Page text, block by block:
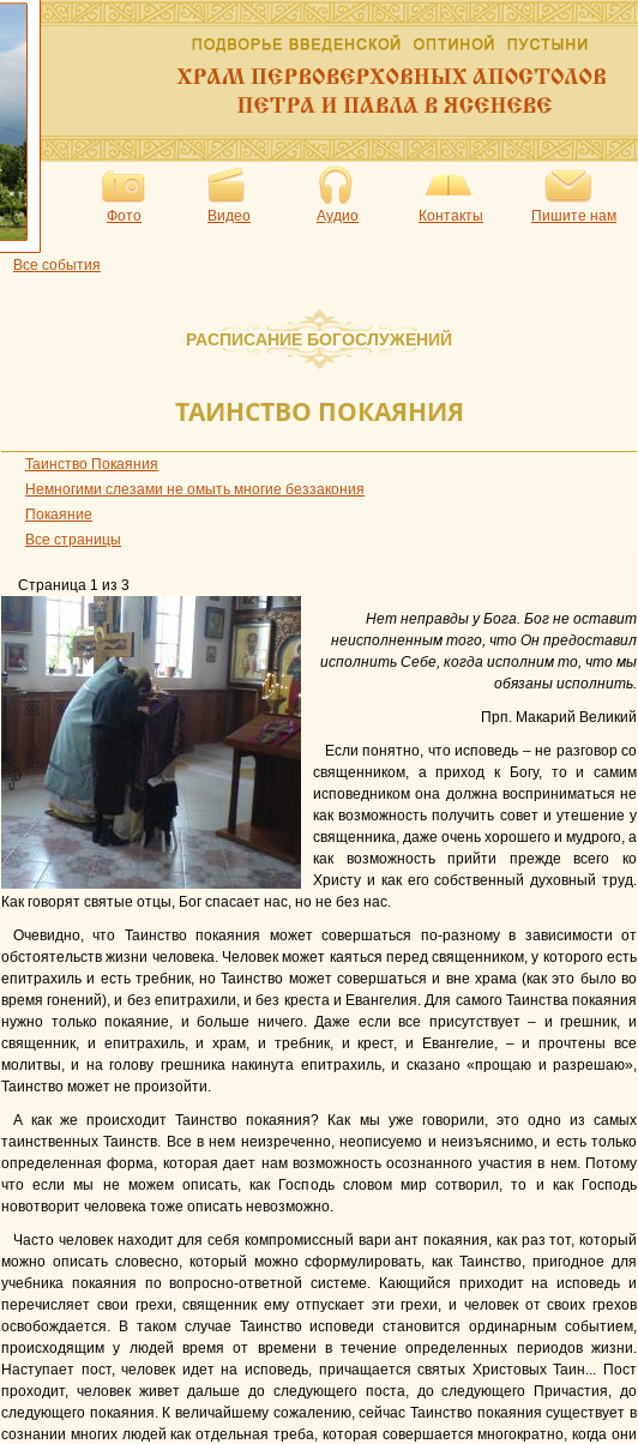
Фото Видео Аудио Контакты Пишите нам
Все события
РАСПИСАНИЕ БОГОСЛУЖЕНИЙ
ТАИНСТВО ПОКАЯНИЯ
Таинство Покаяния
Немногими слезами не омыть многие беззакония
Покаяние
Все страницы
Страница 1 из 3
Нет неправды у Бога. Бог не оставит
неисполненным того, что Он предоставил
исполнить Себе, когда исполним то, что мы
обязаны исполнить.
Прп. Макарий Великий
Если понятно, что исповедь – не разговор со
священником, а приход к Богу, то и самим
исповедником она должна восприниматься не
как возможность получить совет и утешение у
священника, даже очень хорошего и мудрого, а
как возможность прийти прежде всего ко
Христу и как его собственный духовный труд.
Как говорят святые отцы, Бог спасает нас, но не без нас.
Очевидно, что Таинство покаяния может совершаться по-разному в зависимости от
обстоятельств жизни человека. Человек может каяться перед священником, у которого есть
епитрахиль и есть требник, но Таинство может совершаться и вне храма (как это было во
время гонений), и без епитрахили, и без креста и Евангелия. Для самого Таинства покаяния
нужно только покаяние, и больше ничего. Даже если все присутствует – и грешник, и
священник, и епитрахиль, и храм, и требник, и крест, и Евангелие, – и прочтены все
молитвы, и на голову грешника накинута епитрахиль, и сказано «прощаю и разрешаю»,
Таинство может не произойти.
А как же происходит Таинство покаяния? Как мы уже говорили, это одно из самых
таинственных Таинств. Все в нем неизреченно, неописуемо и неизъяснимо, и есть только
определенная форма, которая дает нам возможность осознанного участия в нем. Потому
что если мы не можем описать, как Господь словом мир сотворил, то и как Господь
новотворит человека тоже описать невозможно.
Часто человек находит для себя компромиссный вари ант покаяния, как раз тот, который
можно описать словесно, который можно сформулировать, как Таинство, пригодное для
учебника покаяния по вопросно-ответной системе. Кающийся приходит на исповедь и
перечисляет свои грехи, священник ему отпускает эти грехи, и человек от своих грехов
освобождается. В таком случае Таинство исповеди становится ординарным событием,
происходящим у людей время от времени в течение определенных периодов жизни.
Наступает пост, человек идет на исповедь, причащается святых Христовых Таин... Пост
проходит, человек живет дальше до следующего поста, до следующего Причастия, до
следующего покаяния. К величайшему сожалению, сейчас Таинство покаяния существует в
сознании многих людей как отдельная треба, которая совершается многократно, когда они